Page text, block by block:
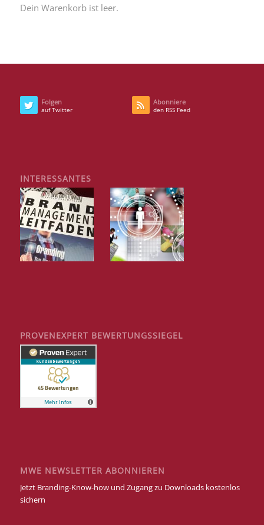
Dein Warenkorb ist leer.
Folgen
auf Twitter
Abonniere
den RSS Feed
INTERESSANTES
PROVENEXPERT BEWERTUNGSSIEGEL
MWE NEWSLETTER ABONNIEREN
Jetzt Branding-Know-how und Zugang zu Downloads kostenlos
sichern